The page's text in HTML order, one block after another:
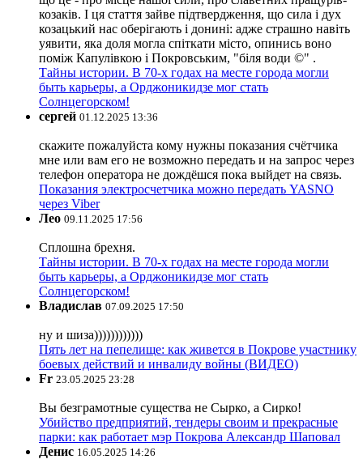
козаків. І ця стаття зайве підтвердження, що сила і дух
козацький нас оберігають і донині: адже страшно навіть
уявити, яка доля могла спіткати місто, опинись воно
поміж Капулівкою і Покровським, "біля води ©" .
Тайны истории. В 70-х годах на месте города могли
быть карьеры, а Орджоникидзе мог стать
Солнцегорском!
сергей 01.12.2025 13:36
скажите пожалуйста кому нужны показания счётчика
мне или вам его не возможно передать и на запрос через
телефон оператора не дождёшся пока выйдет на связь.
Показания электросчетчика можно передать YASNO
через Viber
Лео 09.11.2025 17:56
Сплошна брехня.
Тайны истории. В 70-х годах на месте города могли
быть карьеры, а Орджоникидзе мог стать
Солнцегорском!
Владислав 07.09.2025 17:50
ну и шиза))))))))))))
Пять лет на пепелище: как живется в Покрове участнику
боевых действий и инвалиду войны (ВИДЕО)
Fr 23.05.2025 23:28
Вы безграмотные существа не Сырко, а Сирко!
Убийство предприятий, тендеры своим и прекрасные
парки: как работает мэр Покрова Александр Шаповал
Денис 16.05.2025 14:26